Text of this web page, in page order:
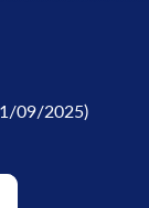
09/2025)